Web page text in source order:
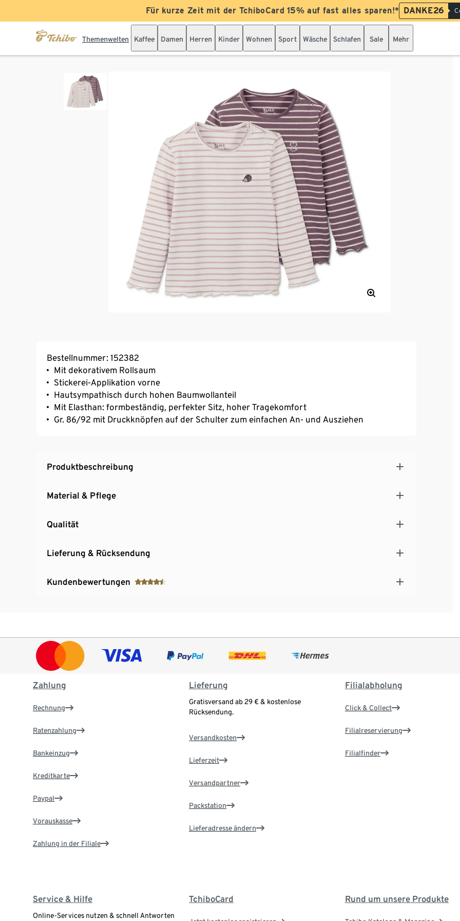
Für kurze Zeit mit der TchiboCard 15% auf fast alles sparen!* DANKE26
Themenwelten Kaffee Damen Herren Kinder Wohnen Sport Wäsche Schlafen Sale Mehr
Bestellnummer: 152382
Mit dekorativem Rollsaum
Stickerei-Applikation vorne
Hautsympathisch durch hohen Baumwollanteil
Mit Elasthan: formbeständig, perfekter Sitz, hoher Tragekomfort
Gr. 86/92 mit Druckknöpfen auf der Schulter zum einfachen An- und Ausziehen
Produktbeschreibung
Material & Pflege
Qualität
Lieferung & Rücksendung
Kundenbewertungen
Zahlung
Rechnung
Ratenzahlung
Bankeinzug
Kreditkarte
Paypal
Vorauskasse
Zahlung in der Filiale
Lieferung
Gratisversand ab 29 € & kostenlose
Rücksendung.
Versandkosten
Lieferzeit
Versandpartner
Packstation
Lieferadresse ändern
Filialabholung
Click & Collect
Filialreservierung
Filialfinder
Service & Hilfe
Online-Services nutzen & schnell Antworten
TchiboCard Rund um unsere Produkte